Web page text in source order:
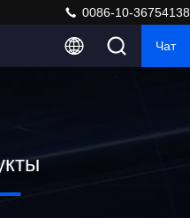
0086-10-36754138
Чат